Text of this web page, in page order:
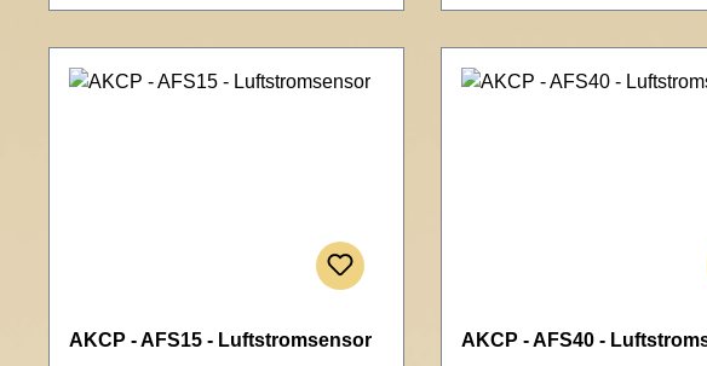
AKCP - AFS15 - Luftstromsensor AKCP - AFS40 -